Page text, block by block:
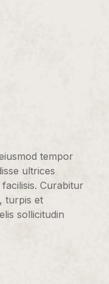
tempor
ultrices
Curabitur
turpis et
sollicitudin